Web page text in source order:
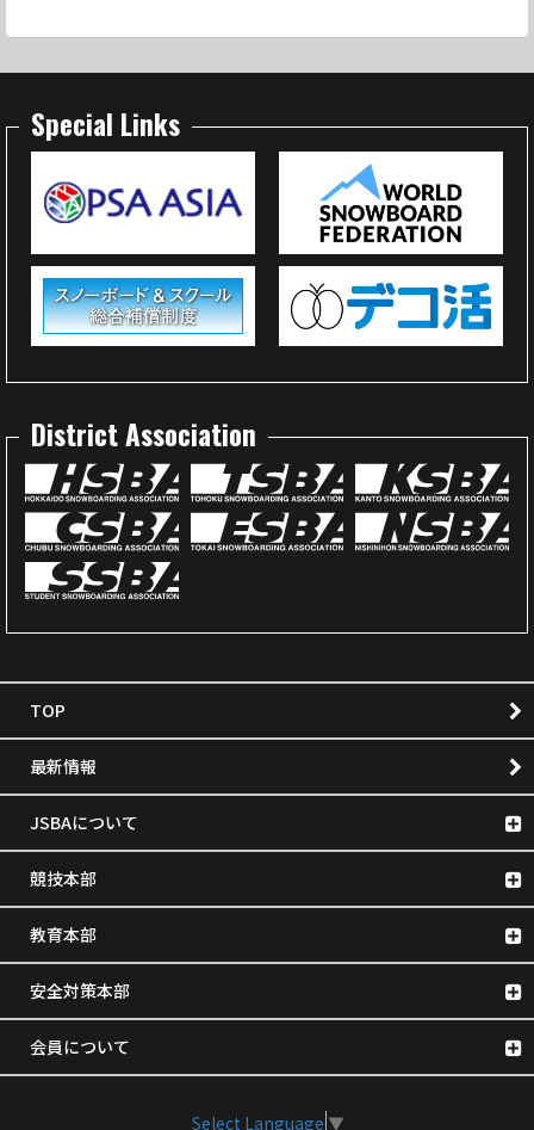
Special Links
District Association
TOP
最新情報
JSBAについて
競技本部
教育本部
安全対策本部
会員について
Select Language ▼